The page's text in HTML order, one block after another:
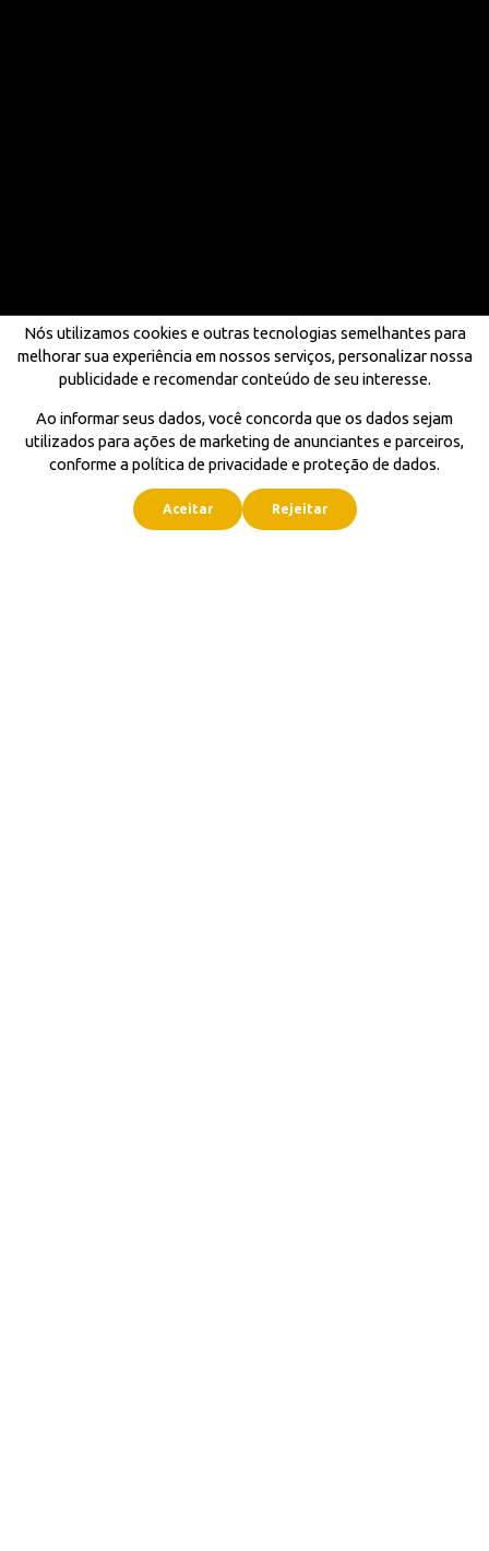
Nós utilizamos cookies e outras tecnologias semelhantes para
melhorar sua experiência em nossos serviços, personalizar nossa
publicidade e recomendar conteúdo de seu interesse.
Ao informar seus dados, você concorda que os dados sejam
utilizados para ações de marketing de anunciantes e parceiros,
conforme a política de privacidade e proteção de dados.
Aceitar Rejeitar